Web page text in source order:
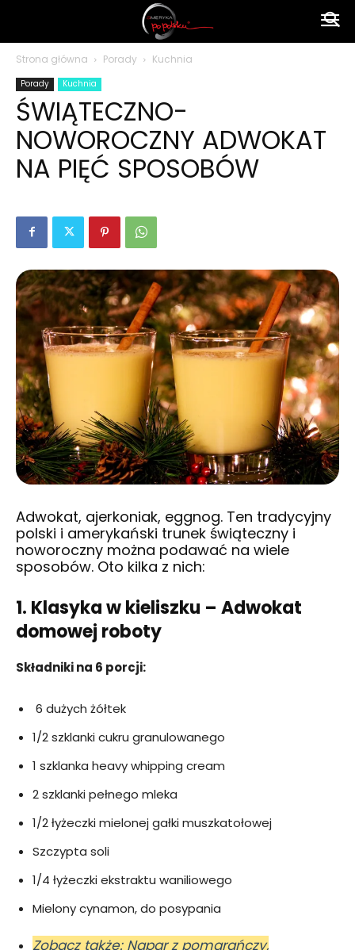
polsku
Strona główna Porady Kuchnia
Porady Kuchnia
ŚWIĄTECZNO-
NOWOROCZNY ADWOKAT
NA PIĘĆ SPOSOBÓW
Adwokat, ajerkoniak, eggnog. Ten tradycyjny
polski i amerykański trunek świąteczny i
noworoczny można podawać na wiele
sposobów. Oto kilka z nich:
1. Klasyka w kieliszku – Adwokat
domowej roboty
Składniki na 6 porcji:
6 dużych żółtek
1/2 szklanki cukru granulowanego
1 szklanka heavy whipping cream
2 szklanki pełnego mleka
1/2 łyżeczki mielonej gałki muszkatołowej
Szczypta soli
1/4 łyżeczki ekstraktu waniliowego
Mielony cynamon, do posypania
Zobacz także: Napar z pomarańczy,